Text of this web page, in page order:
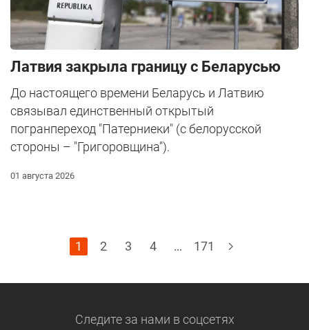
Латвия закрыла границу с Беларусью
До настоящего времени Беларусь и Латвию
связывал единственный открытый
погранпереход "Патерниеки" (с белорусской
стороны – "Григоровщина").
01 августа 2026
1 2 3 4 … 171
Следите за нами в соцсетях